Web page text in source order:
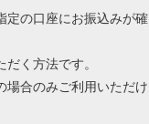
定の口座にお振込みが確
く方法です。
場合のみご利用いただけ